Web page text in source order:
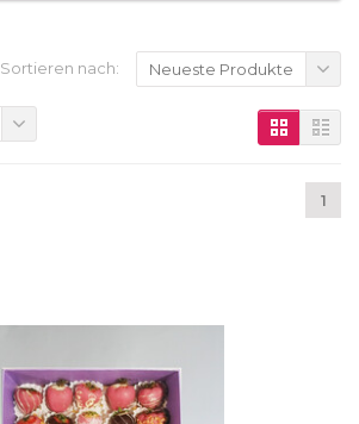
Sortieren nach: Neueste Produkte
1